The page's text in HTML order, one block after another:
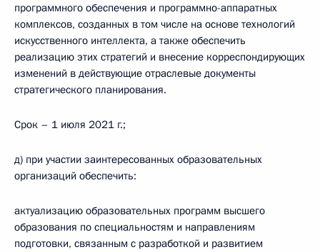
программного обеспечения и программно-аппаратных
комплексов, созданных в том числе на основе технологий
искусственного интеллекта, а также обеспечить
реализацию этих стратегий и внесение корреспондирующих
изменений в действующие отраслевые документы
стратегического планирования.
Срок – 1 июля 2021 г.;
д) при участии заинтересованных образовательных
организаций обеспечить:
актуализацию образовательных программ высшего
образования по специальностям и направлениям
подготовки, связанным с разработкой и развитием